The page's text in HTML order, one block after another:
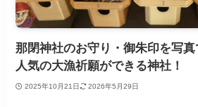
那閉神社のお守り・御朱印を写
人気の大漁祈願ができる神社！
2025年10月21日 2026年5月29日